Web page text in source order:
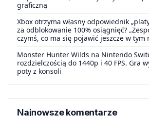
graficzną
Xbox otrzyma własny odpowiednik
za odblokowanie 100% osiągnięć?
czymś, co ma się pojawić jeszcze w tym
Monster Hunter Wilds na Nintendo
rozdzielczością do 1440p i 40 FPS. Gra
poty z konsoli
Najnowsze komentarze